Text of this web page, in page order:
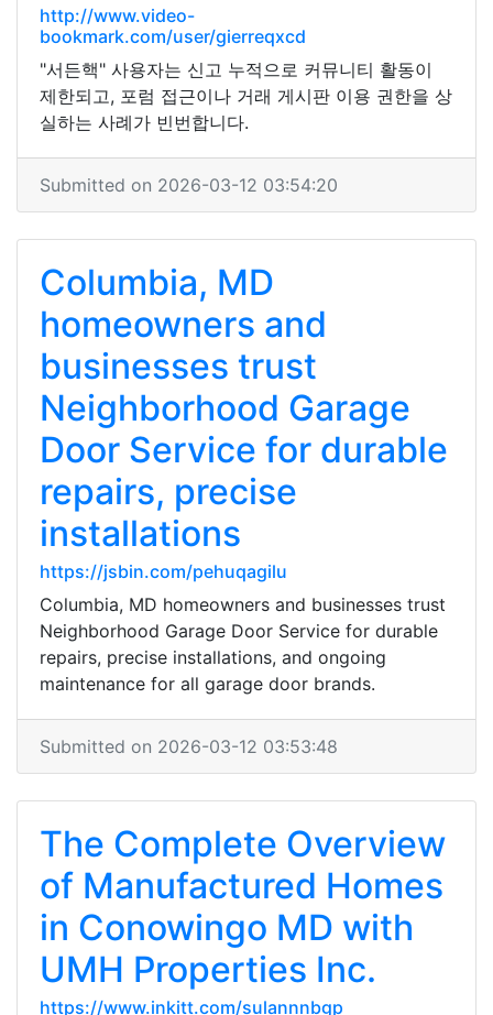
http://www.video-
bookmark.com/user/gierreqxcd
"서든핵" 사용자는 신고 누적으로 커뮤니티 활동이
제한되고, 포럼 접근이나 거래 게시판 이용 권한을 상
실하는 사례가 빈번합니다.
Submitted on 2026-03-12 03:54:20
Columbia, MD
homeowners and
businesses trust
Neighborhood Garage
Door Service for durable
repairs, precise
installations
https://jsbin.com/pehuqagilu
Columbia, MD homeowners and businesses trust
Neighborhood Garage Door Service for durable
repairs, precise installations, and ongoing
maintenance for all garage door brands.
Submitted on 2026-03-12 03:53:48
The Complete Overview
of Manufactured Homes
in Conowingo MD with
UMH Properties Inc.
https://www.inkitt.com/sulannnbgp